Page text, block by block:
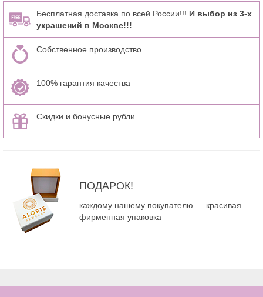
Бесплатная доставка по всей России!!! И выбор из 3-х
украшений в Москве!!!
Собственное производство
100% гарантия качества
Скидки и бонусные рубли
ПОДАРОК!
каждому нашему покупателю — красивая
фирменная упаковка